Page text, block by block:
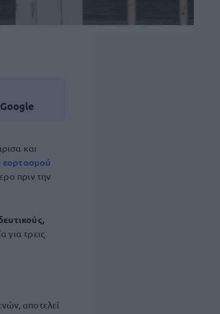
και
εορτασμού
πριν την
για τρεις
αποτελεί